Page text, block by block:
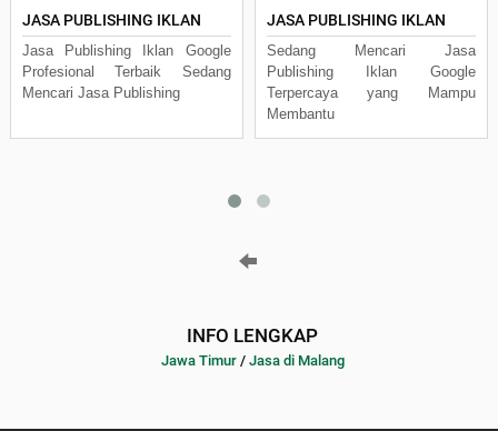
JASA PUBLISHING IKLAN
Jasa Publishing Iklan Google
Profesional Terbaik Sedang
Mencari Jasa Publishing
JASA PUBLISHING IKLAN
Sedang Mencari Jasa
Publishing Iklan Google
Terpercaya yang Mampu
Membantu
INFO LENGKAP
Jawa Timur/ Jasa di Malang